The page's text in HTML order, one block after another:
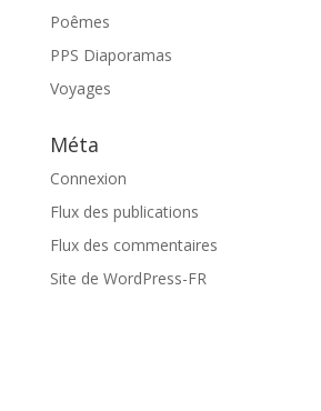
Poêmes
PPS Diaporamas
Voyages
Méta
Connexion
Flux des publications
Flux des commentaires
Site de WordPress-FR